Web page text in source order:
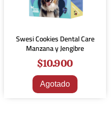
Swesi Cookies Dental Care
Manzana y Jengibre
$10.900
Agotado